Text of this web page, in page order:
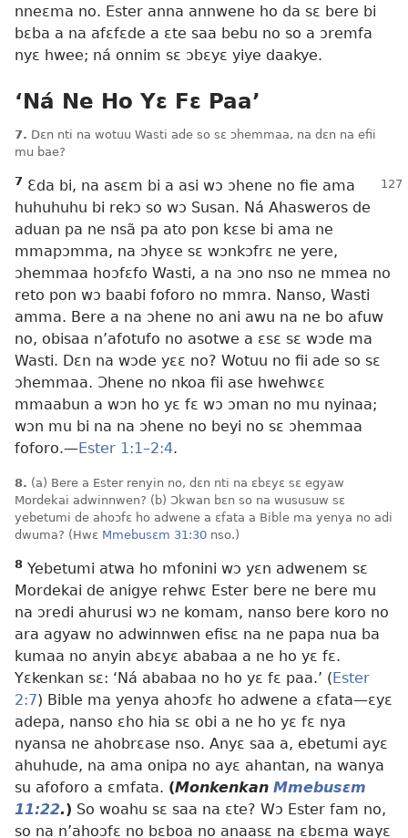
nneɛma no. Ester anna annwene ho da sɛ bere bi
bɛba a na afɛfɛde a ɛte saa bebu no so a ɔremfa
nyɛ hwee; ná onnim sɛ ɔbɛyɛ yiye daakye.
‘Ná Ne Ho Yɛ Fɛ Paa’
7. Dɛn nti na wotuu Wasti ade so sɛ ɔhemmaa, na dɛn na efii
mu bae?
7 Ɛda bi, na asɛm bi a asi wɔ ɔhene no fie ama
huhuhuhu bi rekɔ so wɔ Susan. Ná Ahasweros de
aduan pa ne nsã pa ato pon kɛse bi ama ne
mmapɔmma, na ɔhyɛe sɛ wɔnkɔfrɛ ne yere,
ɔhemmaa hoɔfɛfo Wasti, a na ɔno nso ne mmea no
reto pon wɔ baabi foforo no mmra. Nanso, Wasti
amma. Bere a na ɔhene no ani awu na ne bo afuw
no, obisaa n’afotufo no asotwe a ɛsɛ sɛ wɔde ma
Wasti. Dɛn na wɔde yɛɛ no? Wotuu no fii ade so sɛ
ɔhemmaa. Ɔhene no nkoa fii ase hwehwɛɛ
mmaabun a wɔn ho yɛ fɛ wɔ ɔman no mu nyinaa;
wɔn mu bi na na ɔhene no beyi no sɛ ɔhemmaa
foforo.—Ester 1:1–2:4.
8. (a) Bere a Ester renyin no, dɛn nti na ɛbɛyɛ sɛ egyaw
Mordekai adwinnwen? (b) Ɔkwan bɛn so na wususuw sɛ
yebetumi de ahoɔfɛ ho adwene a ɛfata a Bible ma yenya no adi
dwuma? (Hwɛ Mmebusɛm 31:30 nso.)
8 Yebetumi atwa ho mfonini wɔ yɛn adwenem sɛ
Mordekai de anigye rehwɛ Ester bere ne bere mu
na ɔredi ahurusi wɔ ne komam, nanso bere koro no
ara agyaw no adwinnwen efisɛ na ne papa nua ba
kumaa no anyin abɛyɛ ababaa a ne ho yɛ fɛ.
Yɛkenkan sɛ: ‘Ná ababaa no ho yɛ fɛ paa.’ ( Ester
2:7) Bible ma yenya ahoɔfɛ ho adwene a ɛfata—ɛyɛ
adepa, nanso ɛho hia sɛ obi a ne ho yɛ fɛ nya
nyansa ne ahobrɛase nso. Anyɛ saa a, ebetumi ayɛ
ahuhude, na ama onipa no ayɛ ahantan, na wanya
su afoforo a ɛmfata. (Monkenkan Mmebusɛm
11:22.) So woahu sɛ saa na ɛte? Wɔ Ester fam no,
so na n’ahoɔfɛ no bɛboa no anaasɛ na ɛbɛma wayɛ